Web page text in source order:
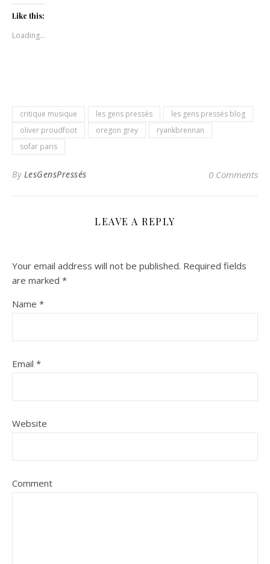
Facebook
(Opens
in
window)
Like this:
Loading...
critique musique les gens pressés
les gens pressés blog
oliver proudfoot
oregon grey
ryankbrennan
sofar paris
By LesGensPressés 0 Comments
LEAVE A REPLY
Your email address will not be published. Required fields
are marked *
Name *
Email *
Website
Comment